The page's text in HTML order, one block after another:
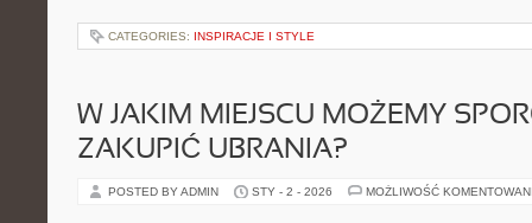
CATEGORIES: INSPIRACJE I STYLE
W JAKIM MIEJSCU MOŻEMY
ZAKUPIĆ UBRANIA?
POSTED BY ADMIN STY - 2 - 2026 MOŻLIWOŚĆ